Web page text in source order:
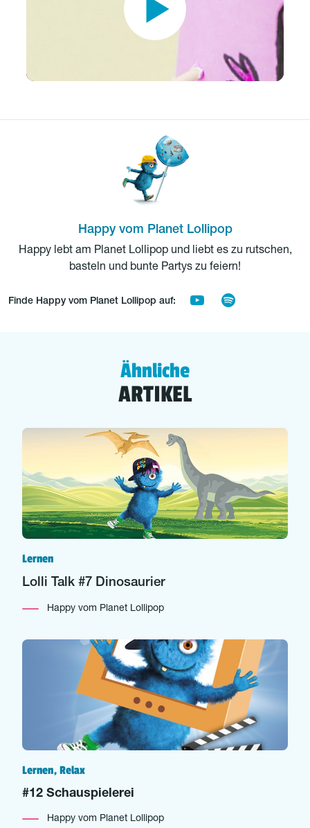
Happy vom Planet Lollipop
Happy lebt am Planet Lollipop und liebt es zu rutschen,
basteln und bunte Partys zu feiern!
Finde Happy vom Planet Lollipop auf:
Ähnliche
ARTIKEL
Lernen
Lolli Talk #7 Dinosaurier
Happy vom Planet Lollipop
Lernen, Relax
#12 Schauspielerei
Happy vom Planet Lollipop